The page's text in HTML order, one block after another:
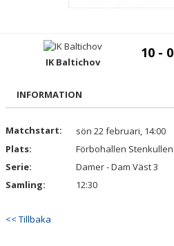
FRITIDSKORTET
KLÄDER
VÅRA LAG & LEDARE
MATCHER
IK Baltichov
10 - 0
INFORMATION
Matchstart:
sön 22 februari, 14:00
Plats:
Förbohallen Stenkullen
Serie:
Damer - Dam Väst 3
Samling:
12:30
<< Tillbaka